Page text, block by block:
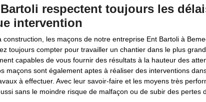
respectent toujours les
intervention
les maçons de notre entreprise Ent Bartoli à
toujours compter pour travailler un chantier dans le plus grand
capables de vous fournir des résultats à la hauteur des
maçons sont également aptes à réaliser des interventions
à effectuer. Avec leur savoir-faire et les moyens très
sans le moindre risque de malfaçon ou de subir des pertes